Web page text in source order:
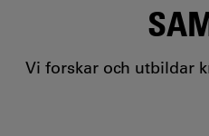
Vi forskar och utbildar